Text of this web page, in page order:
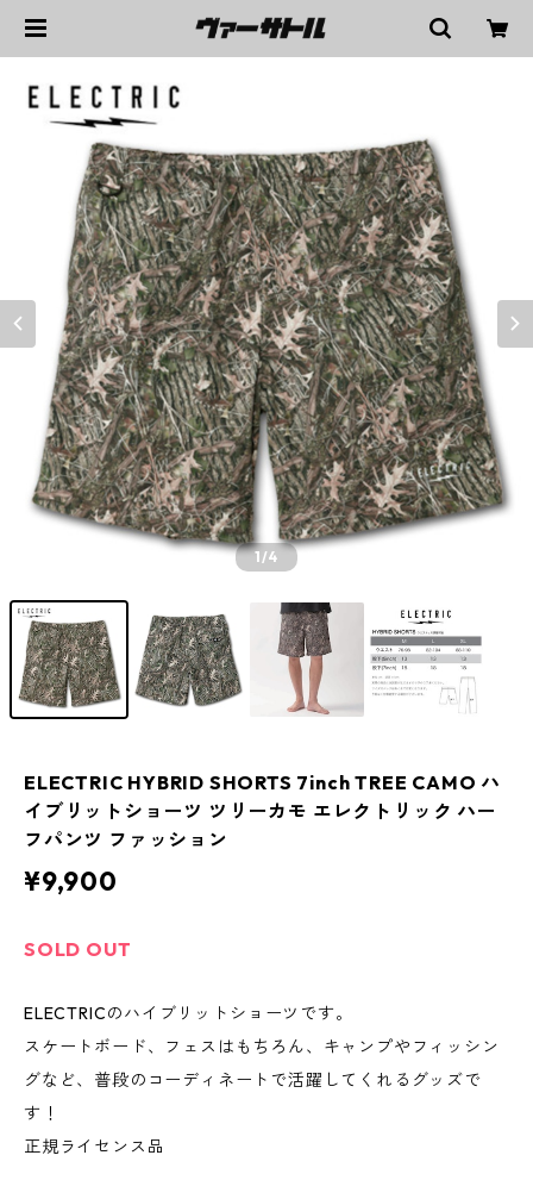
1/4
ELECTRIC HYBRID SHORTS 7inch TREE CAMO ハ
イブリットショーツ ツリーカモ エレクトリック ハー
フパンツ ファッション
¥9,900
SOLD OUT
ELECTRICのハイブリットショーツです。
スケートボード、フェスはもちろん、キャンプやフィッシン
グなど、普段のコーディネートで活躍してくれるグッズで
す！
正規ライセンス品